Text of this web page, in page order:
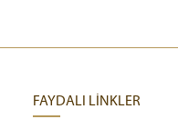
FAYDALI LİNKLER